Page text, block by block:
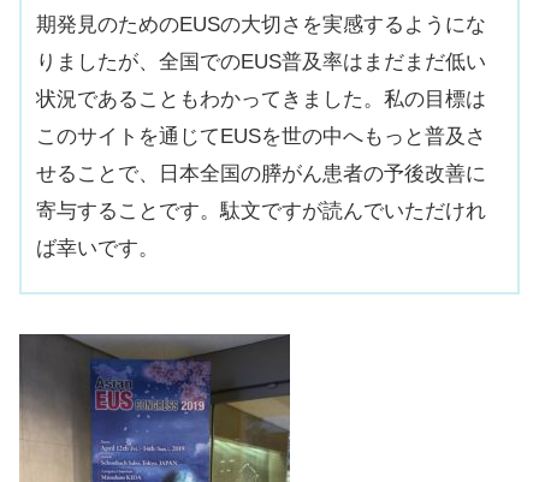
期発見のためのEUSの大切さを実感するようにな
りましたが、全国でのEUS普及率はまだまだ低い
状況であることもわかってきました。私の目標は
このサイトを通じてEUSを世の中へもっと普及さ
せることで、日本全国の膵がん患者の予後改善に
寄与することです。駄文ですが読んでいただけれ
ば幸いです。